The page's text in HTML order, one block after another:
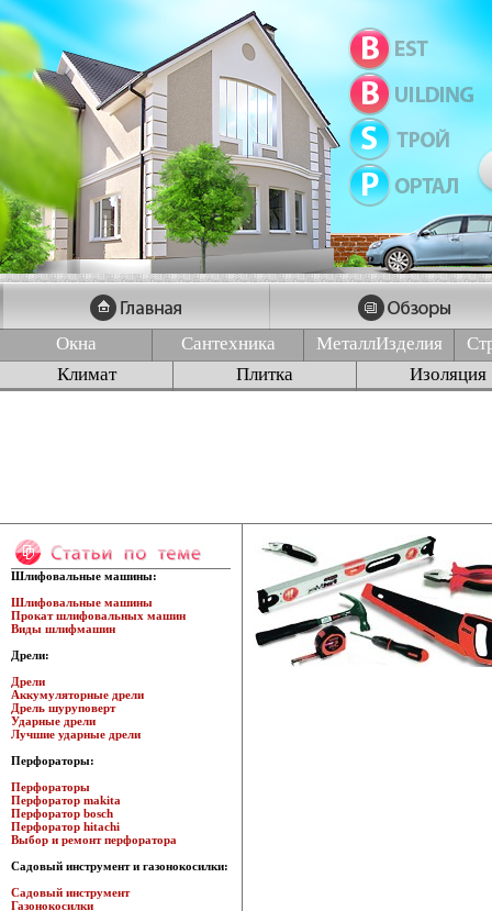
Окна Сантехника МеталлИзделия
Климат
Плитка Изоляция
Шлифовальные машины:
Шлифовальные машины
Прокат шлифовальных машин
Виды шлифмашин
Дрели:
Дрели
Аккумуляторные дрели
Дрель шуруповерт
Ударные дрели
Лучшие ударные дрели
Перфораторы:
Перфораторы
Перфоратор makita
Перфоратор bosch
Перфоратор hitachi
Выбор и ремонт перфоратора
Садовый инструмент и газонокосилки:
Садовый инструмент
Газонокосилки